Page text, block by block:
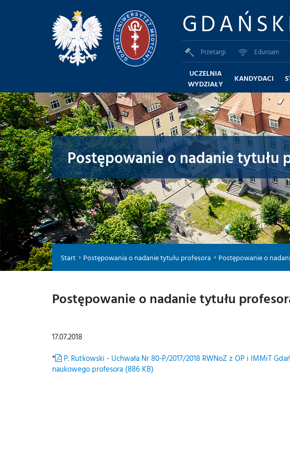
Przetargi Eduroam
UCZELNIA
WYDZIAŁY
KANDYDACI
Postępowanie o nadanie tytułu
Start Postępowania o nadanie tytułu profesora Postępowanie o
Postępowanie o nadanie tytułu
17.07.2018
*
P. Rutkowski - Uchwała Nr 80-P/2017/2018 RWNoZ z OP i IMMiT
naukowego profesora (886 KB)